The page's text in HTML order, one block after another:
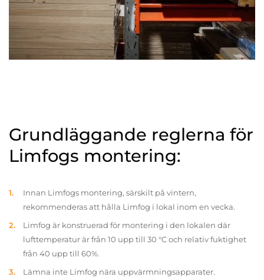
Grundläggande reglerna för
Limfogs montering:
Innan Limfogs montering, särskilt på vintern,
rekommenderas att hålla Limfog i lokal inom en vecka.
Limfog är konstruerad för montering i den lokalen där
lufttemperatur är från 10 upp till 30 °C och relativ fuktighet
från 40 upp till 60%.
Lämna inte Limfog nära uppvärmningsapparater.